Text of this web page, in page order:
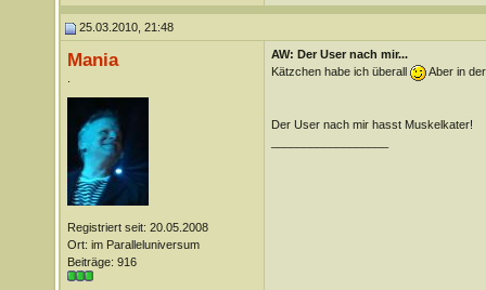
25.03.2010, 21:48
Mania
Registriert seit: 20.05.2008
Ort: im Paralleluniversum
Beiträge: 916
AW: Der User nach mir...
Kätzchen habe ich überall
Aber in
Der User nach mir hasst Muskelkater!